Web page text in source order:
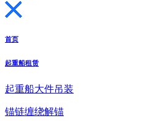
首页
起重船租赁
起重船大件吊装
锚链缠绕解锚